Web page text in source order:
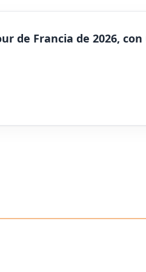
de Francia de 2026,